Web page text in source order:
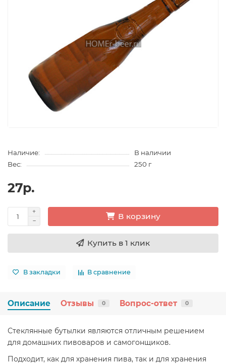
Наличие:
В наличии
Вес:
250 г
27р.
В корзину
Купить в 1 клик
В закладки В сравнение
Описание Отзывы 0 Вопрос-ответ 0
Стеклянные бутылки являются отличным решением
для домашних пивоваров и самогонщиков.
Подходит, как для хранения пива, так и для хранения